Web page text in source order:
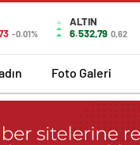
-0.01%
ALTIN
6.532,79 0,62
Foto Galeri